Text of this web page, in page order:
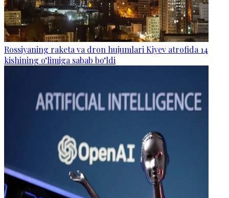
Rossiyaning raketa va dron hujumlari Kiyev atrofida 14
kishining o‘limiga sabab bo‘ldi